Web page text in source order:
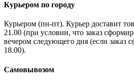
Курьером по городу
Курьером (пн-пт). Курьер доставит
21.00 (при условии, что заказ
вечером следующего дня (если заказ
18.00).
Самовывозом